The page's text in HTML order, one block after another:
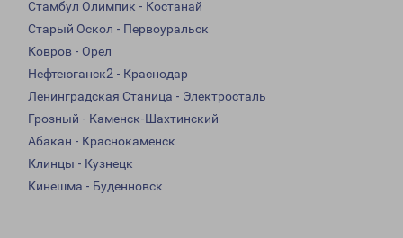
Стамбул Олимпик - Костанай
Старый Оскол - Первоуральск
Ковров - Орел
Нефтеюганск2 - Краснодар
Ленинградская Станица - Электросталь
Грозный - Каменск-Шахтинский
Абакан - Краснокаменск
Клинцы - Кузнецк
Кинешма - Буденновск